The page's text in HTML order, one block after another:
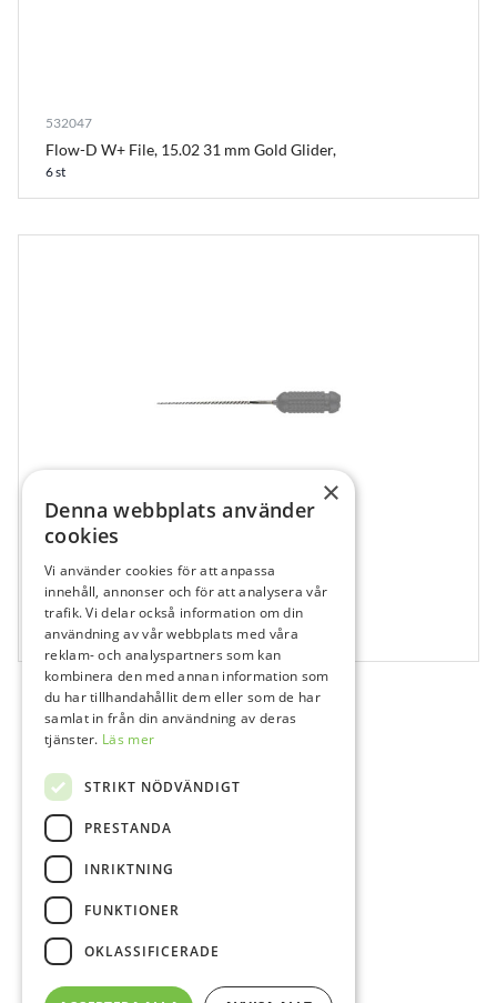
532047
Flow-D W+ File, 15.02 31 mm Gold Glider,
6 st
527825
Sendoline K-Filar, Nr 08, 31 mm
6 st
×
Denna webbplats använder
cookies
Vi använder cookies för att anpassa
innehåll, annonser och för att analysera vår
trafik. Vi delar också information om din
användning av vår webbplats med våra
reklam- och analyspartners som kan
kombinera den med annan information som
du har tillhandahållit dem eller som de har
samlat in från din användning av deras
tjänster. Läs mer
STRIKT NÖDVÄNDIGT
PRESTANDA
INRIKTNING
FUNKTIONER
OKLASSIFICERADE